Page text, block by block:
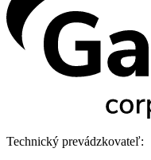
Technický prevádzkovateľ: